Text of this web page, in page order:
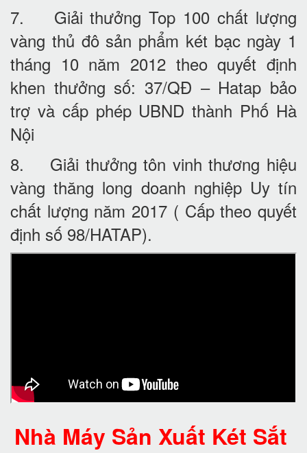
7. Giải thưởng Top 100 chất lượng
vàng thủ đô sản phẩm két bạc ngày 1
tháng 10 năm 2012 theo quyết định
khen thưởng số: 37/QĐ – Hatap bảo
trợ và cấp phép UBND thành Phố Hà
Nội
8. Giải thưởng tôn vinh thương hiệu
vàng thăng long doanh nghiệp Uy tín
chất lượng năm 2017 ( Cấp theo quyết
định số 98/HATAP).
Nhà Máy Sản Xuất Két Sắt